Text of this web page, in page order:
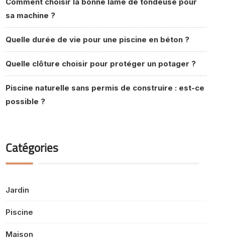
sa machine ?
Quelle durée de vie pour une piscine en béton ?
Quelle clôture choisir pour protéger un potager ?
Piscine naturelle sans permis de construire : est-ce
possible ?
Catégories
Jardin
Piscine
Maison